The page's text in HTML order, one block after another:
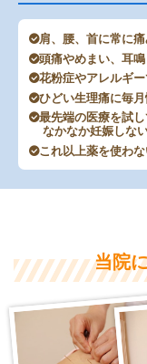
肩、腰、首に常に
頭痛やめまい、耳
花粉症やアレルギ
ひどい生理痛に毎
最先端の医療を試し
なかなか妊娠しな
これ以上薬を使わ
当院